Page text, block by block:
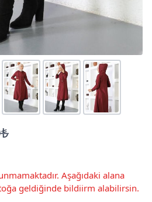
Aşağıdaki alana
geldiğinde bildiirm alabilirsin.